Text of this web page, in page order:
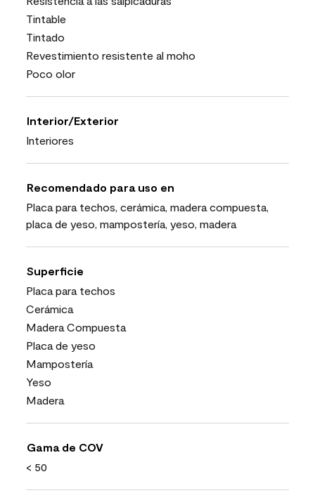
Tintable
Tintado
Revestimiento resistente al moho
Poco olor
Interior/Exterior
Interiores
Recomendado para uso en
Placa para techos, cerámica, madera compuesta,
placa de yeso, mampostería, yeso, madera
Superficie
Placa para techos
Cerámica
Madera Compuesta
Placa de yeso
Mampostería
Yeso
Madera
Gama de COV
< 50